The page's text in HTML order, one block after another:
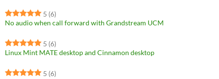
5 (6)
No audio when call forward with Grandstream UCM
5 (6)
Linux Mint MATE desktop and Cinnamon desktop
5 (6)